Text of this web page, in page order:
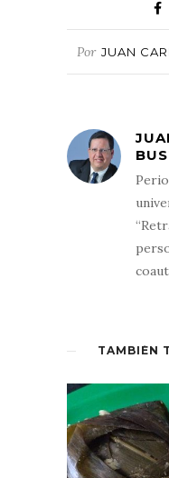
Por JUAN
TAMBIÉN